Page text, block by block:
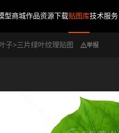
型商城作品资源下载贴图库技术服务
子>三片绿叶纹理贴图 举报